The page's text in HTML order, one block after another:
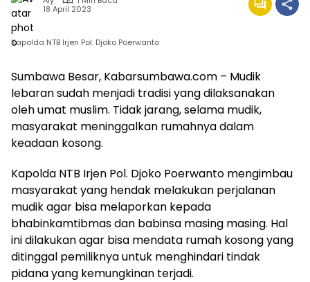
18 April 2023
Kapolda NTB Irjen Pol. Djoko Poerwanto
Sumbawa Besar, Kabarsumbawa.com – Mudik
lebaran sudah menjadi tradisi yang dilaksanakan
oleh umat muslim. Tidak jarang, selama mudik,
masyarakat meninggalkan rumahnya dalam
keadaan kosong.
Kapolda NTB Irjen Pol. Djoko Poerwanto mengimbau
masyarakat yang hendak melakukan perjalanan
mudik agar bisa melaporkan kepada
bhabinkamtibmas dan babinsa masing masing. Hal
ini dilakukan agar bisa mendata rumah kosong yang
ditinggal pemiliknya untuk menghindari tindak
pidana yang kemungkinan terjadi.